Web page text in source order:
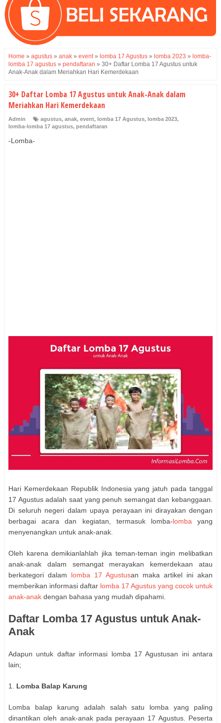
Home » agustus » anak » event» lomba 17 Agustus » lomba 2023 » lomba-
lomba 17 agustus » pendaftaran » 30+ Daftar Lomba 17 Agustus untuk
Anak-Anak dalam Meriahkan Hari Kemerdekaan
30+ Daftar Lomba 17 Agustus untuk Anak-Anak dalam
Meriahkan Hari Kemerdekaan
Admin agustus, anak, event, lomba 17 Agustus, lomba 2023,
lomba-lomba 17 agustus, pendaftaran
-Lomba-
Hari Kemerdekaan Republik Indonesia yang jatuh pada tanggal
17 Agustus adalah saat yang penuh semangat dan kebanggaan.
Di seluruh negeri dalam upaya perayaan ini dirayakan dengan
berbagai acara dan kegiatan, termasuk lomba-lombayang
menyenangkan untuk anak-anak.
Oleh karena demikianlahlah jika teman-teman ingin melibatkan
anak-anak dalam semangat merayakan kemerdekaan atau
berkategori dalam lomba 17 Agustusan maka artikel ini akan
memberikan informasi daftar lomba 17 Agustus yang cocok untuk
anak-anak dengan bahasa yang mudah dipahami.
Daftar Lomba 17 Agustus untuk Anak-
Anak
Adapun untuk daftar informasi lomba 17 Agustusan ini antara
lain;
1. Lomba Balap Karung
Lomba balap karung adalah salah satu lomba yang paling
dinantikan oleh anak-anak pada perayaan 17 Agustus. Peserta